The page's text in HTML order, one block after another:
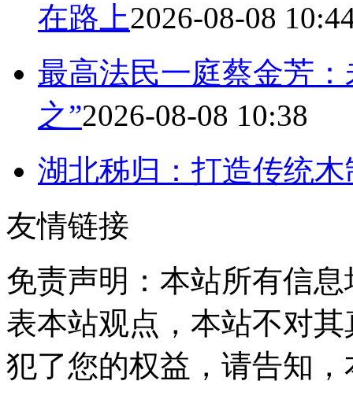
在路上2026-08-08
最高法民一庭蔡金芳
之”2026-08-08 10:38
湖北秭归：打造传统
友情链接
免责声明：本站所有信
表本站观点，本站不对
犯了您的权益，请告知